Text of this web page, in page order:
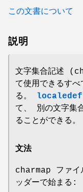
この文書について
説明
文字集合記述
て使用できるす
る。 localedef
て、 別の文字集
ることができる。
文法
charmap ファイ
ッダーで始まる: